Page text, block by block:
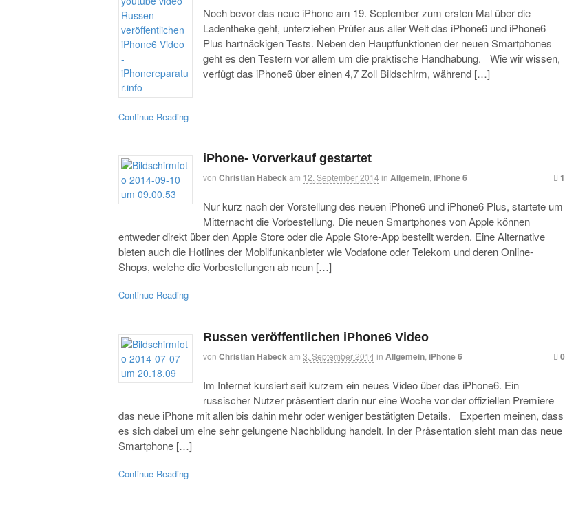
Noch bevor das neue iPhone am 19. September zum ersten Mal über die
Ladentheke geht, unterziehen Prüfer aus aller Welt das iPhone6 und iPhone6
Plus hartnäckigen Tests. Neben den Hauptfunktionen der neuen Smartphones
geht es den Testern vor allem um die praktische Handhabung. Wie wir wissen,
verfügt das iPhone6 über einen 4,7 Zoll Bildschirm, während […]
Continue Reading
iPhone- Vorverkauf gestartet
von Christian Habeckam 12. September 2014 in Allgemein iPhone 6 1
Nur kurz nach der Vorstellung des neuen iPhone6 und iPhone6 Plus, startete um
Mitternacht die Vorbestellung. Die neuen Smartphones von Apple können
entweder direkt über den Apple Store oder die Apple Store-App bestellt werden. Eine Alternative
bieten auch die Hotlines der Mobilfunkanbieter wie Vodafone oder Telekom und deren Online-
Shops, welche die Vorbestellungen ab neun […]
Continue Reading
Russen veröffentlichen iPhone6 Video
von Christian Habeckam 3. September 2014 in Allgemein iPhone 6 0
Im Internet kursiert seit kurzem ein neues Video über das iPhone6. Ein
russischer Nutzer präsentiert darin nur eine Woche vor der offiziellen Premiere
das neue iPhone mit allen bis dahin mehr oder weniger bestätigten Details. Experten meinen, dass
es sich dabei um eine sehr gelungene Nachbildung handelt. In der Präsentation sieht man das neue
Smartphone […]
Continue Reading